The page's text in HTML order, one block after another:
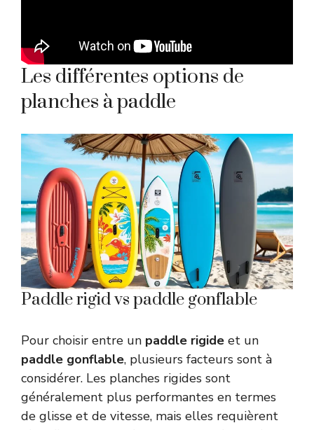
Les différentes options de
planches à paddle
Paddle rigid vs paddle gonflable
Pour choisir entre un paddle rigide et un
paddle gonflable, plusieurs facteurs sont à
considérer. Les planches rigides sont
généralement plus performantes en termes
de glisse et de vitesse, mais elles requièrent